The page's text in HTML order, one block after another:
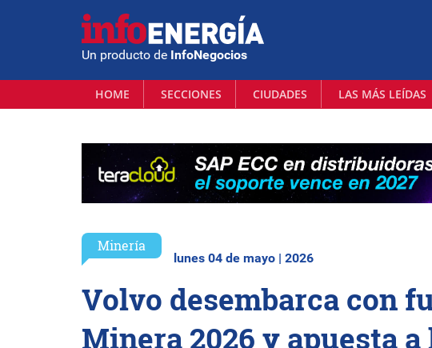
Un producto de InfoNegocios
HOME SECCIONES CIUDADES LAS MÁS LEÍDAS
Minería
lunes 04 de mayo | 2026
Volvo desembarca con
Minera 2026 y apuesta